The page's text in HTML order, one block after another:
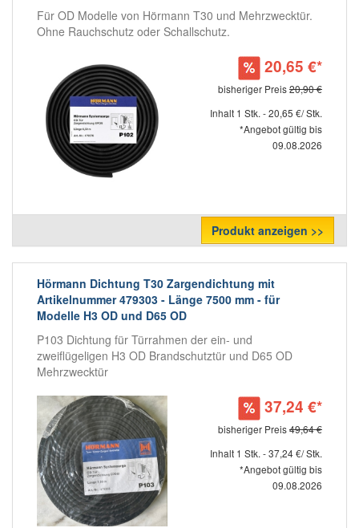
Für OD Modelle von Hörmann T30 und Mehrzwecktür.
Ohne Rauchschutz oder Schallschutz.
20,65 €*
bisheriger Preis20,90 €
Inhalt 1 Stk. - 20,65 €/ Stk.
*Angebot gültig bis
09.08.2026
Produkt anzeigen >>
Hörmann Dichtung T30 Zargendichtung mit
Artikelnummer 479303 - Länge 7500 mm - für
Modelle H3 OD und D65 OD
P103 Dichtung für Türrahmen der ein- und
zweiflügeligen H3 OD Brandschutztür und D65 OD
Mehrzwecktür
37,24 €*
bisheriger Preis49,64 €
Inhalt 1 Stk. - 37,24 €/ Stk.
*Angebot gültig bis
09.08.2026